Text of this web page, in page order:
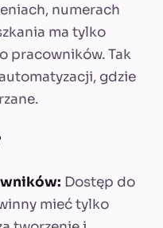
numerach
ma tylko
pracowników. Tak
gdzie
Dostęp do
mieć tylko